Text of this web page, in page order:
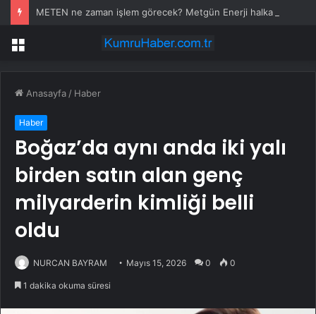
Menü
Anasayfa / Haber
Haber
Boğaz’da aynı anda iki yalı
birden satın alan genç
milyarderin kimliği belli
oldu
NURCAN BAYRAM Mayıs 15, 2026 0 0
1 dakika okuma süresi